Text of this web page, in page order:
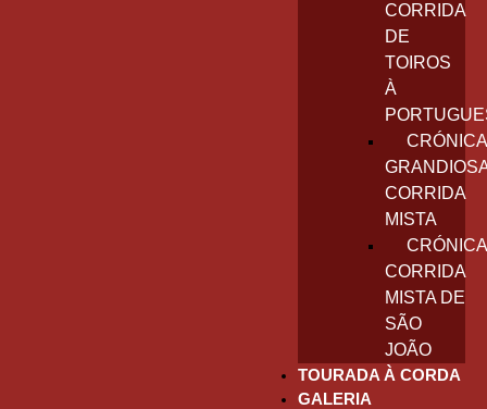
CORRIDA
DE
TOIROS
À
CRÓNICA
CORRIDA
MISTA
CRÓNICA
CORRIDA
MISTA DE
SÃO
JOÃO
TOURADA À CORDA
GALERIA